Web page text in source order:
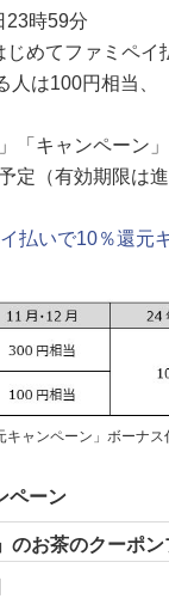
23時59分
じめてファミペイ
は100円相当、
「キャンペーン
定（有効期限は
払いで10％還元
ャンペーン」ボーナス
ペーン
のお茶のクーポン